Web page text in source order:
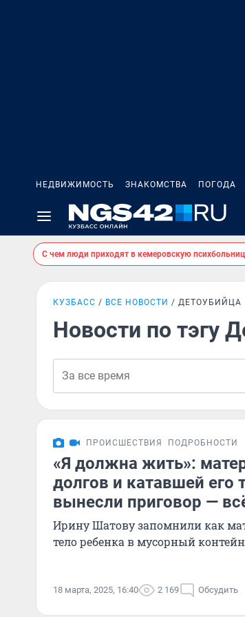
НЕДВИЖИМОСТЬ ЗНАКОМСТВА ПОГОДА
С чем люди приходят в кемеровскую
КУЗБАСС ВСЕ НОВОСТИ ДЕТОУБИЙЦА
Новости по тэгу
ПРОИСШЕСТВИЯ ПОДРОБНОСТИ
«Я должна жить»:
долгов и катавшей его
вынесли приговор —
Ирину Шатову запомнили как
тело ребенка в мусорный
18 марта, 2025, 16:40 2 169 Обсудить